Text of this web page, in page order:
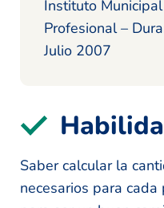
Instituto
Profesional –
Julio 2007
Saber calcular la
necesarios para